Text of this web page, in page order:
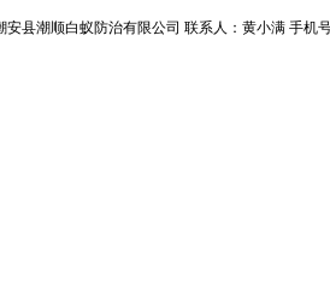
安县潮顺白蚁防治有限公司 联系人：黄小满 手机